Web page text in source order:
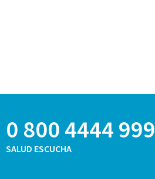
0 800 4444 999
SALUD ESCUCHA